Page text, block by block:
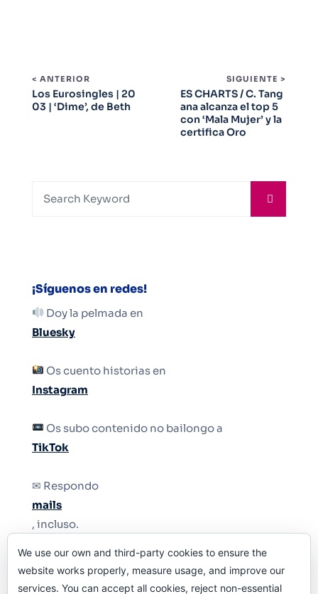
< ANTERIOR
Los Eurosingles | 20
03 | ‘Dime’, de Beth
SIGUIENTE >
ES CHARTS / C. Tang
ana alcanza el top 5
con ‘Mala Mujer’ y la
certifica Oro
¡Síguenos en redes!
Doy la pelmada en
Bluesky
Os cuento historias en
Instagram
Os subo contenido no bailongo a
TikTok
✉ Respondo
mails
, incluso.
Y si una persona no puede tener teléfono, que
le quiten el teléfono.
We use our own and third-party cookies to ensure the
website works properly, measure usage, and improve our
services. You can accept all cookies, reject non-essential